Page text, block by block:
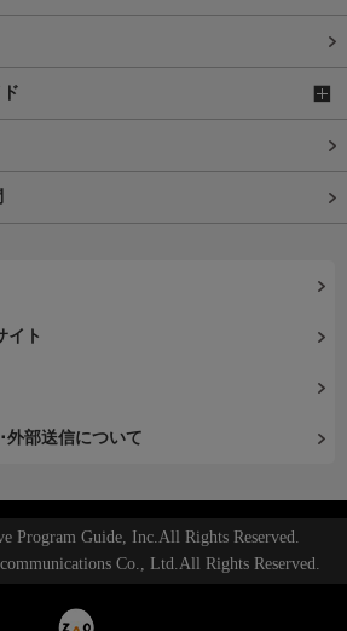
イト
外部送信について
Program Guide, Inc.All Rights Reserved.
Co., Ltd.All Rights Reserved.